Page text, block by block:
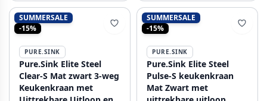
SUMMERSALE
-15%
PURE.SINK
Pure.Sink Elite Steel
Clear-S Mat zwart 3-weg
Keukenkraan met
SUMMERSALE
-15%
PURE.SINK
Pure.Sink Elite Steel
Pulse-S keukenkraan
Mat Zwart met